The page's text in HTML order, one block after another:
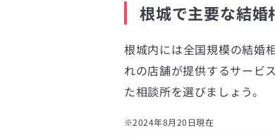
根城で主要な結
根城内には全国規模の結婚
れの店舗が提供するサービ
た相談所を選びましょう。
※2024年8月20日現在